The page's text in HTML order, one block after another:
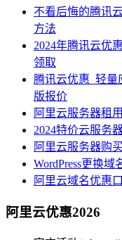
不看后悔的腾讯
方法
2024年腾讯云优
领取
腾讯云优惠_轻量
版报价
阿里云服务器租
2024特价云服务
阿里云服务器购
WordPress更换
阿里云域名优惠
阿里云优惠2026